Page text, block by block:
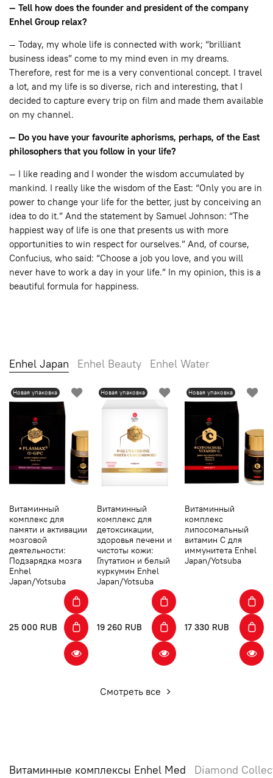
— Tell how does the founder and president of the company
Enhel Group relax?
— Today, my whole life is connected with work; “brilliant
business ideas” come to my mind even in my dreams.
Therefore, rest for me is a very conventional concept. I travel
a lot, and my life is so diverse, rich and interesting, that I
decided to capture every trip on film and made them available
on my channel.
— Do you have your favourite aphorisms, perhaps, of the East
philosophers that you follow in your life?
— I like reading and I wonder the wisdom accumulated by
mankind. I really like the wisdom of the East: “Only you are in
power to change your life for the better, just by conceiving an
idea to do it.” And the statement by Samuel Johnson: “The
happiest way of life is one that presents us with more
opportunities to win respect for ourselves.” And, of course,
Confucius, who said: “Choose a job you love, and you will
never have to work a day in your life.” In my opinion, this is a
beautiful formula for happiness.
Enhel Japan Enhel Beauty Enhel Water
Новая упаковка
Витаминный
комплекс для
памяти и активации
мозговой
деятельности:
Подзарядка мозга
Enhel
Japan/Yotsuba
25 000 RUB
Новая упаковка
Витаминный
комплекс для
детоксикации,
здоровья печени и
чистоты кожи:
Глутатион и белый
куркумин Enhel
Japan/Yotsuba
19 260 RUB
Новая упаковка
Витаминный
комплекс
липосомальный
витамин С для
иммунитета Enhel
Japan/Yotsuba
17 330 RUB
Смотреть все
Витаминные комплексы Enhel Med Diamond